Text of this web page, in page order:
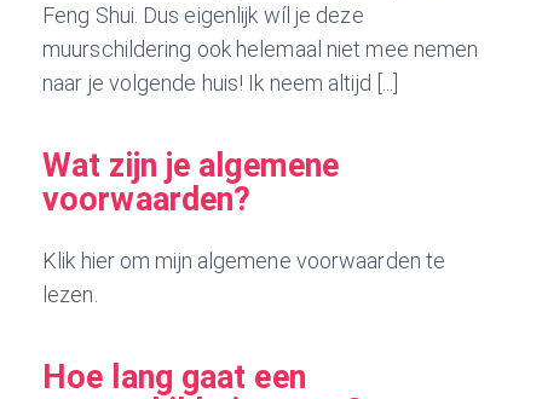
Feng Shui. Dus eigenlijk wíl je deze
muurschildering ook helemaal niet mee nemen
naar je volgende huis! Ik neem altijd [...]
Wat zijn je algemene
voorwaarden?
Klik hier om mijn algemene voorwaarden te
lezen.
Hoe lang gaat een